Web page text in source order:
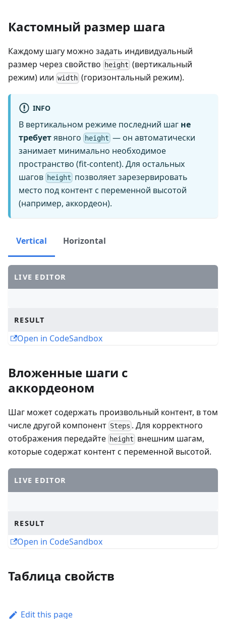
Кастомный размер шага
Каждому шагу можно задать индивидуальный
размер через свойство
height (вертикальный
режим) или width (горизонтальный режим).
INFO
В вертикальном режиме последний шаг не
требуетявного height — он автоматически
занимает минимально необходимое
пространство (fit-content). Для остальных
шагов height позволяет зарезервировать
место под контент с переменной высотой
(например, аккордеон).
Vertical Horizontal
LIVE EDITOR
RESULT
Open in CodeSandbox
Вложенные шаги с
аккордеоном
Шаг может содержать произвольный контент, в том
числе другой компонент Steps . Для корректного
отображения передайте height внешним шагам,
которые содержат контент с переменной высотой.
LIVE EDITOR
RESULT
Open in CodeSandbox
Таблица свойств
Edit this page